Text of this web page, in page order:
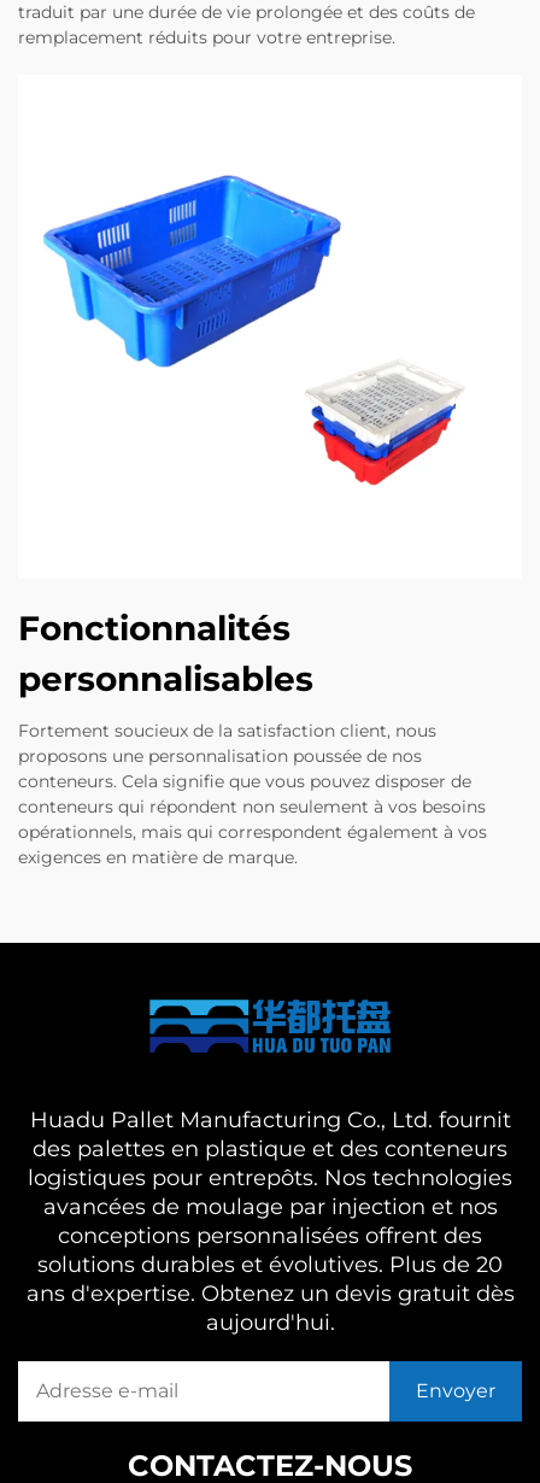
traduit par une durée de vie prolongée et des coûts de
remplacement réduits pour votre entreprise.
Fonctionnalités
personnalisables
Fortement soucieux de la satisfaction client, nous
proposons une personnalisation poussée de nos
conteneurs. Cela signifie que vous pouvez disposer de
conteneurs qui répondent non seulement à vos besoins
opérationnels, mais qui correspondent également à vos
exigences en matière de marque.
Huadu Pallet Manufacturing Co., Ltd. fournit
des palettes en plastique et des conteneurs
logistiques pour entrepôts. Nos technologies
avancées de moulage par injection et nos
conceptions personnalisées offrent des
solutions durables et évolutives. Plus de 20
ans d'expertise. Obtenez un devis gratuit dès
aujourd'hui.
CONTACTEZ-NOUS